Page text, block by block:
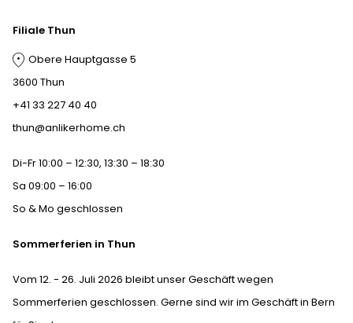
Filiale Thun
Obere Hauptgasse 5
3600 Thun
+41 33 227 40 40
thun@anlikerhome.ch
Di-Fr 10:00 – 12:30, 13:30 – 18:30
Sa 09:00 – 16:00
So & Mo geschlossen
Sommerferien in Thun
Vom 12. - 26. Juli 2026 bleibt unser Geschäft wegen
Sommerferien geschlossen. Gerne sind wir im Geschäft in Bern